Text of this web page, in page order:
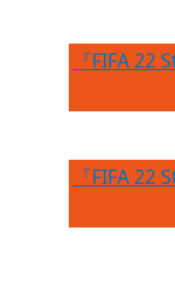
『FIFA
『FIFA